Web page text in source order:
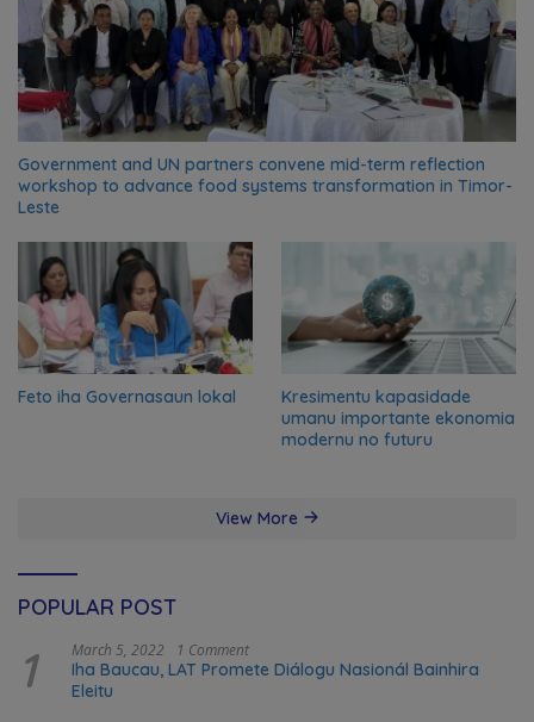
Government and UN partners convene mid-term reflection
workshop to advance food systems transformation in Timor-
Leste
Feto iha Governasaun lokal
Kresimentu kapasidade
umanu importante ekonomia
modernu no futuru
View More
POPULAR POST
1 March 5, 2022 1 Comment
Iha Baucau, LAT Promete Diálogu Nasionál Bainhira
Eleitu